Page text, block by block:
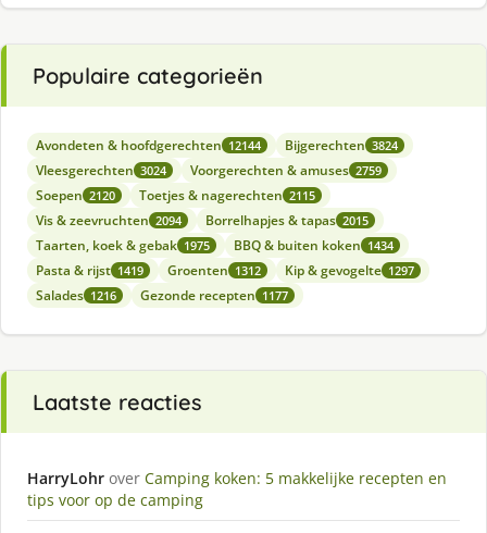
Populaire categorieën
Avondeten & hoofdgerechten 12144 Bijgerechten 3824
Vleesgerechten 3024 Voorgerechten & amuses 2759
Soepen 2120 Toetjes & nagerechten 2115
Vis & zeevruchten 2094 Borrelhapjes & tapas 2015
Taarten, koek & gebak 1975 BBQ & buiten koken 1434
Pasta & rijst 1419 Groenten 1312 Kip & gevogelte 1297
Salades 1216 Gezonde recepten 1177
Laatste reacties
HarryLohr over Camping koken: 5 makkelijke recepten en
tips voor op de camping